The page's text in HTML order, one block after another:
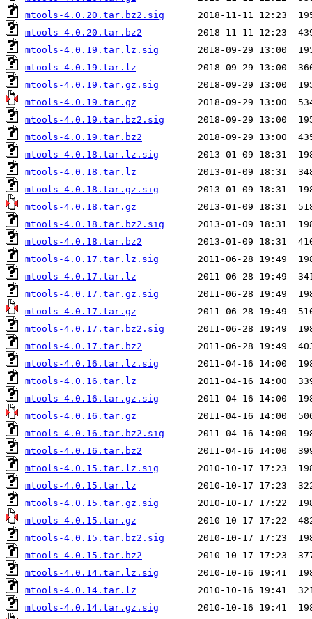
mtools-4.0.20.tar.bz2.sig
mtools-4.0.20.tar.bz2
mtools-4.0.19.tar.lz.sig
mtools-4.0.19.tar.lz
mtools-4.0.19.tar.gz.sig
mtools-4.0.19.tar.gz
mtools-4.0.19.tar.bz2.sig
mtools-4.0.19.tar.bz2
mtools-4.0.18.tar.lz.sig
mtools-4.0.18.tar.lz
mtools-4.0.18.tar.gz.sig
mtools-4.0.18.tar.gz
mtools-4.0.18.tar.bz2.sig
mtools-4.0.18.tar.bz2
mtools-4.0.17.tar.lz.sig
mtools-4.0.17.tar.lz
mtools-4.0.17.tar.gz.sig
mtools-4.0.17.tar.gz
mtools-4.0.17.tar.bz2.sig
mtools-4.0.17.tar.bz2
mtools-4.0.16.tar.lz.sig
mtools-4.0.16.tar.lz
mtools-4.0.16.tar.gz.sig
mtools-4.0.16.tar.gz
mtools-4.0.16.tar.bz2.sig
mtools-4.0.16.tar.bz2
mtools-4.0.15.tar.lz.sig
mtools-4.0.15.tar.lz
mtools-4.0.15.tar.gz.sig
mtools-4.0.15.tar.gz
mtools-4.0.15.tar.bz2.sig
mtools-4.0.15.tar.bz2
mtools-4.0.14.tar.lz.sig
mtools-4.0.14.tar.lz
mtools-4.0.14.tar.gz.sig